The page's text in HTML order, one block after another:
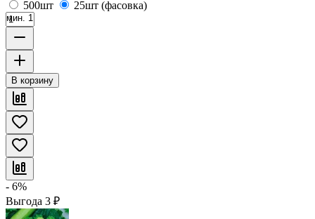
500шт
25шт (фасовка)
мин. 1
В корзину
- 6%
Выгода 3 ₽